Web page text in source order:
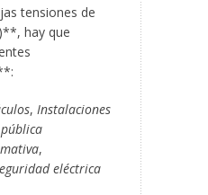
tensiones de
hay que
, Instalaciones
,
eléctrica